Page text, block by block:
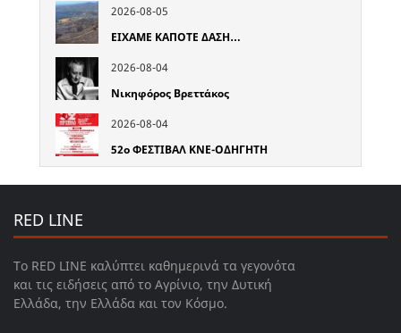
2026-08-05
ΕΙΧΑΜΕ ΚΑΠΟΤΕ ΔΑΣΗ…
2026-08-04
Νικηφόρος Βρεττάκος
2026-08-04
52o ΦΕΣΤΙΒΑΛ ΚΝΕ-ΟΔΗΓΗΤΗ
RED LINE
Το RED LINE καλύπτει καθημερινά τα γεγονότα
και τις ειδήσεις από το Αγρίνιο, την Δυτική
Ελλάδα, την Ελλάδα και τον Κόσμο.